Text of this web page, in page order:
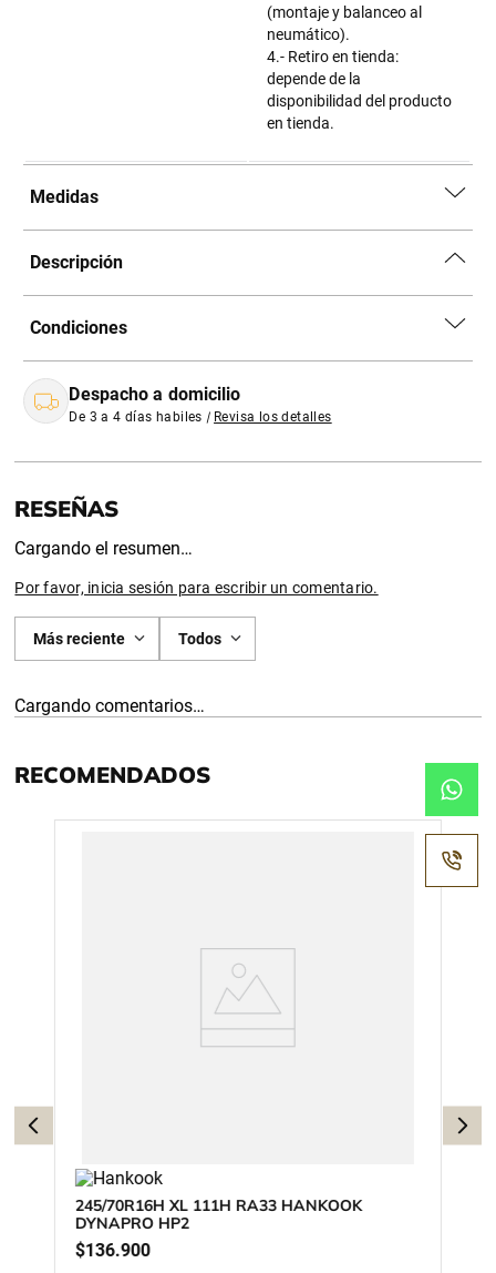
(montaje y balanceo al
neumático).
4.- Retiro en tienda:
depende de la
disponibilidad del producto
en tienda.
Medidas
Descripción
Condiciones
Despacho a domicilio
De 3 a 4 días habiles | Revisa los detalles
Cargando el resumen…
Por favor, inicia sesión para escribir un comentario.
Más reciente Todos
Cargando comentarios…
RECOMENDADOS
245/70R16H XL 111H RA33 HANKOOK
DYNAPRO HP2
$136.900